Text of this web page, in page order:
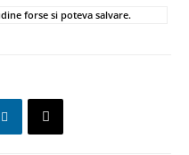
forse si poteva salvare.